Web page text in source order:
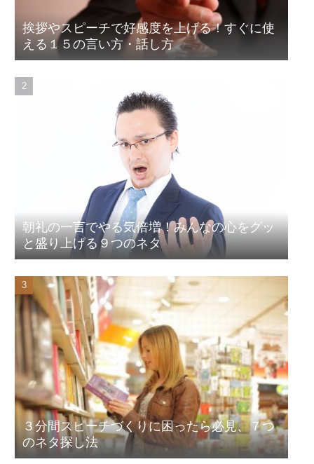
挨拶やスピーチで好感度を上げる！すぐに使
える１５の言い方・話し方
朝礼の一言でやる気倍増！みんなの心をグッ
と盛り上げる９つのネタ
３分間スピーチづくりに困ったら必見、７つ
のネタ探し法